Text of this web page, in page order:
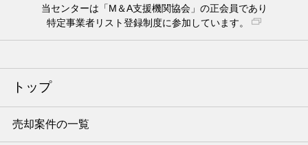
当センターは「M＆A支援機関協会」の正会員であり
特定事業者リスト登録制度に参加しています。
トップ
売却案件の一覧